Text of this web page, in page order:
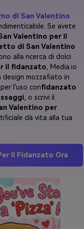
di San Valentino
Se avete
Valentino per il
di San Valentino
alla ricerca di dolci
il fidanzato, Media.io
mozzafiato in
l'uso confidanzato
, o scrivi il
Valentino per
dà vita alla tua
Il Fidanzato Ora